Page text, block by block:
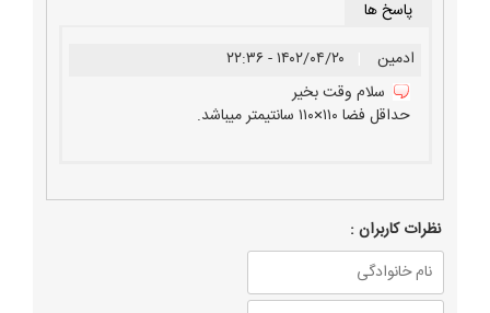
پاسخ ها
ادمین
۱۴۰۲/۰۴/۲۰ - ۲۲:۳۶
سلام وقت بخیر
حداقل فضا ۱۱۰×۱۱۰ سانتیمتر میباشد.
نظرات كاربران :